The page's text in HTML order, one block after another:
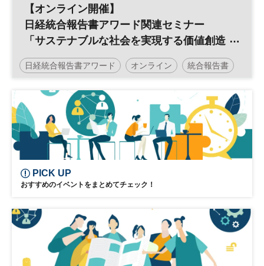
【オンライン開催】
日経統合報告書アワード関連セミナー
「サステナブルな社会を実現する価値創造
戦略」
日経統合報告書アワード オンライン 統合報告書
投資 ESG IR
PICK UP
おすすめのイベントをまとめてチェック！